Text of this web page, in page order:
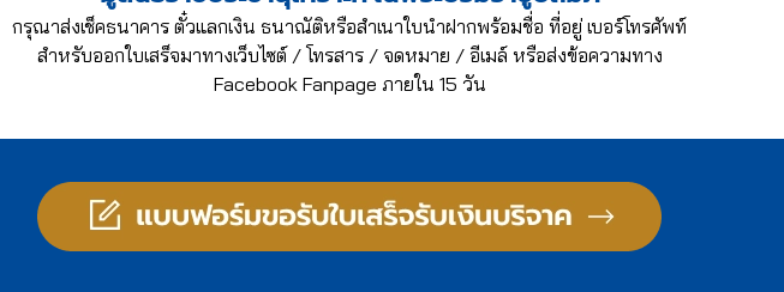
กรุณาส่งเช็คธนาคาร ตั๋วแลกเงิน ธนาณัติหรือสำเนาใบนำฝากพร้อมชื่อ ที่อยู่ เบอร์โทรศัพท์
สำหรับออกใบเสร็จมาทางเว็บไซต์ / โทรสาร / จดหมาย / อีเมล์ หรือส่งข้อความทาง
Facebook Fanpage ภายใน 15 วัน